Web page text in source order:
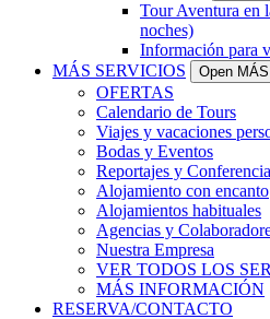
Tour Aventura en
noches)
Información para
MÁS SERVICIOS
Open
OFERTAS
Calendario de Tours
Viajes y vacaciones
Bodas y Eventos
Reportajes y
Alojamiento con encanto
Alojamientos habituales
Agencias y
Nuestra Empresa
VER TODOS LOS
MÁS INFORMACIÓN
RESERVA/CONTACTO